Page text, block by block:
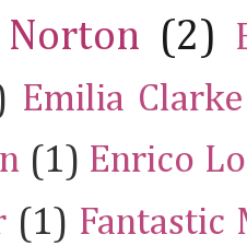
(2)
Emilia Clarke
(1) Enrico
(1) Fantastic